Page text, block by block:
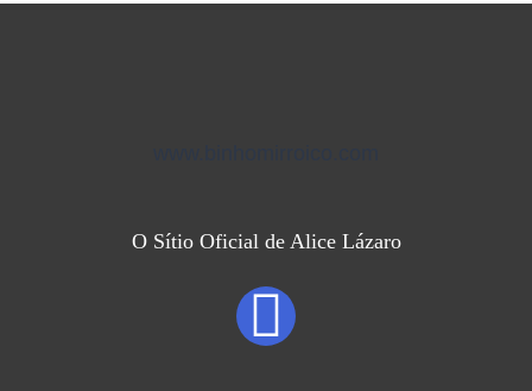
O Sítio Oficial de Alice Lázaro